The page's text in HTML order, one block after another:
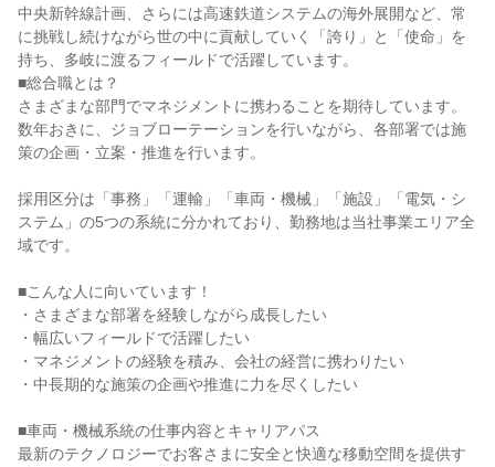
中央新幹線計画、さらには高速鉄道システムの海外展開など、常
に挑戦し続けながら世の中に貢献していく「誇り」と「使命」を
持ち、多岐に渡るフィールドで活躍しています。
■総合職とは？
さまざまな部門でマネジメントに携わることを期待しています。
数年おきに、ジョブローテーションを行いながら、各部署では施
策の企画・立案・推進を行います。
採用区分は「事務」「運輸」「車両・機械」「施設」「電気・シ
ステム」の5つの系統に分かれており、勤務地は当社事業エリア全
域です。
■こんな人に向いています！
・さまざまな部署を経験しながら成長したい
・幅広いフィールドで活躍したい
・マネジメントの経験を積み、会社の経営に携わりたい
・中長期的な施策の企画や推進に力を尽くしたい
■車両・機械系統の仕事内容とキャリアパス
最新のテクノロジーでお客さまに安全と快適な移動空間を提供す